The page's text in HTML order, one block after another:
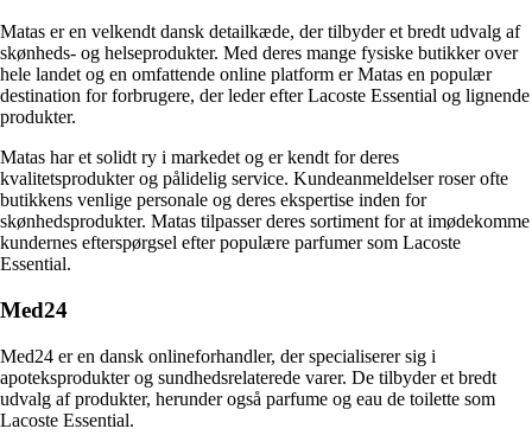
Matas er en velkendt dansk detailkæde, der tilbyder et bredt udvalg af
skønheds- og helseprodukter. Med deres mange fysiske butikker over
hele landet og en omfattende online platform er Matas en populær
destination for forbrugere, der leder efter Lacoste Essential og lignende
produkter.
Matas har et solidt ry i markedet og er kendt for deres
kvalitetsprodukter og pålidelig service. Kundeanmeldelser roser ofte
butikkens venlige personale og deres ekspertise inden for
skønhedsprodukter. Matas tilpasser deres sortiment for at imødekomme
kundernes efterspørgsel efter populære parfumer som Lacoste
Essential.
Med24
Med24 er en dansk onlineforhandler, der specialiserer sig i
apoteksprodukter og sundhedsrelaterede varer. De tilbyder et bredt
udvalg af produkter, herunder også parfume og eau de toilette som
Lacoste Essential.